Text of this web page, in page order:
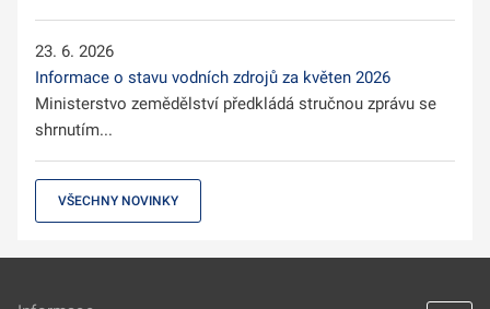
23. 6. 2026
Informace o stavu vodních zdrojů za květen 2026
Ministerstvo zemědělství předkládá stručnou zprávu se
shrnutím...
VŠECHNY NOVINKY